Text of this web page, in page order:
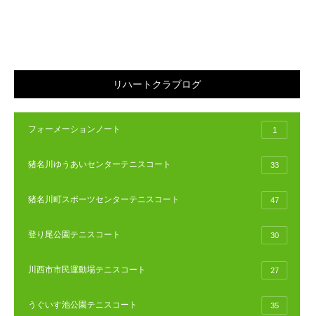
リハートクラブログ
フォーメーションノート 1
猪名川ゆうあいセンターテニスコート 33
猪名川町スポーツセンターテニスコート 47
登り尾公園テニスコート 30
川西市市民運動場テニスコート 27
うぐいす池公園テニスコート 35